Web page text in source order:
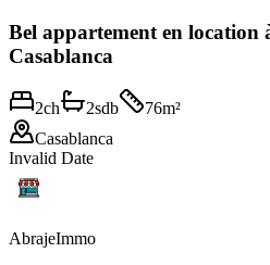
Bel appartement en location
Casablanca
2ch 2sdb 76m²
Casablanca
Invalid Date
AbrajeImmo